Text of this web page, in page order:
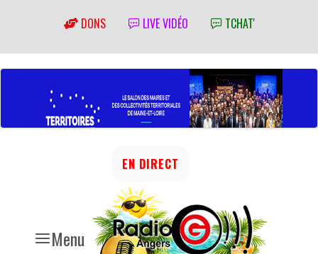
DONS LIVE VIDÉO TCHAT'
Menu
EN DIRECT